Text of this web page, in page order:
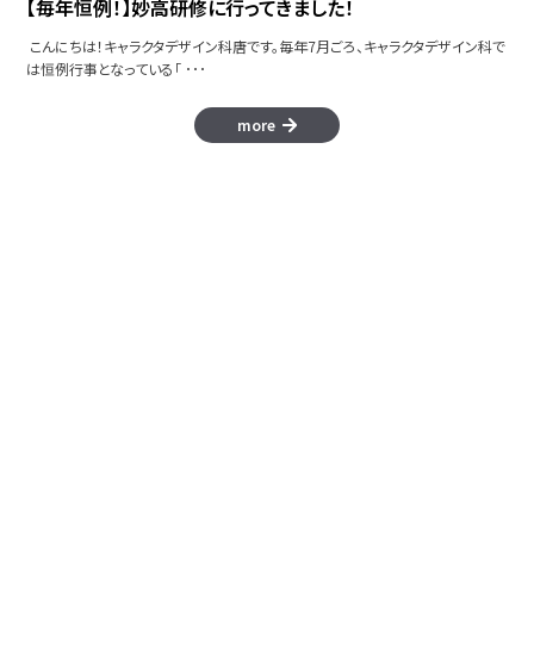
【毎年恒例！】妙高研修に行ってきました！
こんにちは！キャラクタデザイン科唐です。毎年7月ごろ、キャラクタデザイン科で
は恒例行事となっている「 ･･･
more